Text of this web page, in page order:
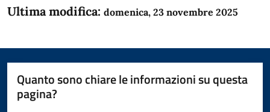
Ultima modifica: domenica, 23 novembre 2025
Quanto sono chiare le informazioni su questa
pagina?